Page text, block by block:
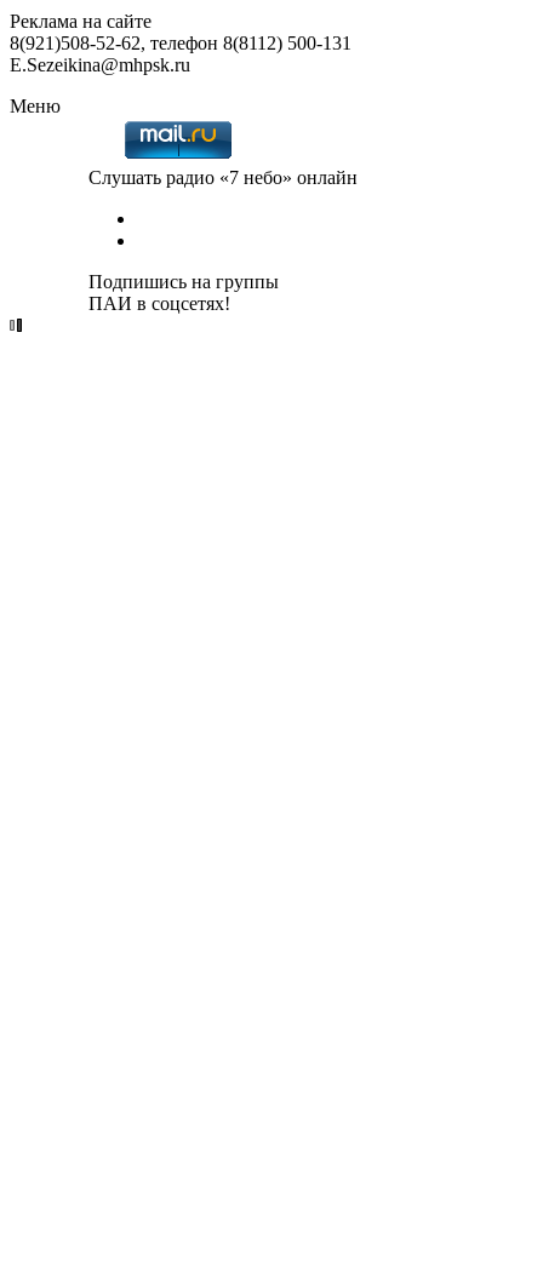
Реклама на сайте
8(921)508-52-62, телефон 8(8112) 500-131
E.Sezeikina@mhpsk.ru
Меню
Слушать радио «7 небо» онлайн
Подпишись на группы
ПАИ в соцсетях!